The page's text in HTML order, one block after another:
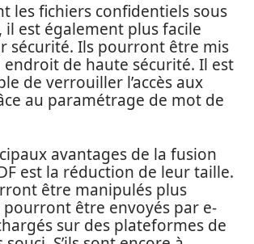
les fichiers confidentiels sous
il est également plus facile
sécurité. Ils pourront être mis
endroit de haute sécurité. Il est
de verrouiller l’accès aux
au paramétrage de mot de
avantages de la fusion
est la réduction de leur taille.
être manipulés plus
pourront être envoyés par e-
sur des plateformes de